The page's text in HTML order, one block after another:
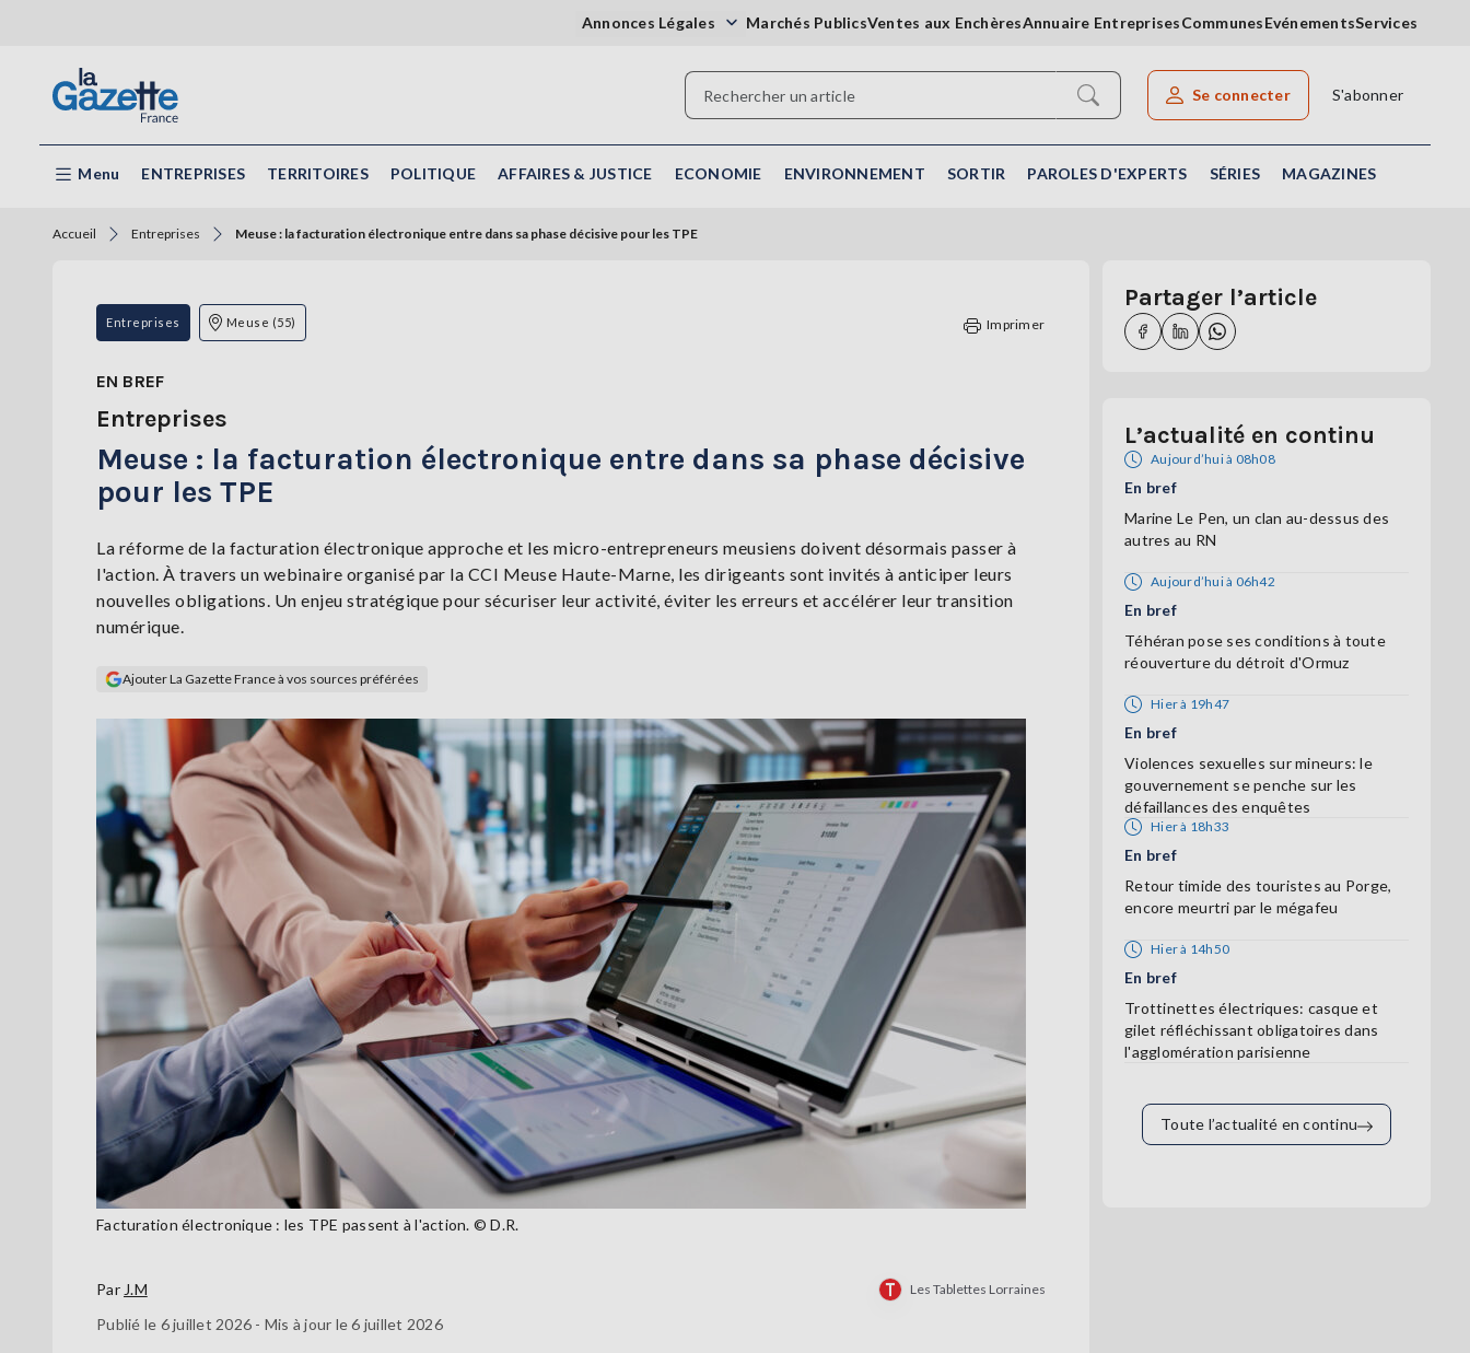
Annonces Légales Marchés PublicsVentes aux EnchèresAnnuaire EntreprisesCommunesEvénementsServices
Rechercher un article
Se connecter S'abonner
Menu ENTREPRISES TERRITOIRES POLITIQUE AFFAIRES & JUSTICE ECONOMIE ENVIRONNEMENT SORTIR PAROLES D'EXPERTS SÉRIES MAGAZINES
Accueil Entreprises Meuse : la facturation électronique entre dans sa phase décisive pour les TPE
Entreprises Meuse (55) Imprimer
EN BREF
Entreprises
Meuse : la facturation électronique entre dans sa phase décisive
pour les TPE
La réforme de la facturation électronique approche et les micro-entrepreneurs meusiens doivent désormais passer à
l'action. À travers un webinaire organisé par la CCI Meuse Haute-Marne, les dirigeants sont invités à anticiper leurs
nouvelles obligations. Un enjeu stratégique pour sécuriser leur activité, éviter les erreurs et accélérer leur transition
numérique.
Ajouter La Gazette France à vos sources préférées
Facturation électronique : les TPE passent à l'action. © D.R.
ParJ.M Les Tablettes Lorraines
Publié le 6 juillet 2026 - Mis à jour le 6 juillet 2026
Partager l’article
L’actualité en continu
Aujourd’hui à 08h08
En bref
Marine Le Pen, un clan au-dessus des
autres au RN
Aujourd’hui à 06h42
En bref
Téhéran pose ses conditions à toute
réouverture du détroit d'Ormuz
Hier à 19h47
En bref
Violences sexuelles sur mineurs: le
gouvernement se penche sur les
défaillances des enquêtes
Hier à 18h33
En bref
Retour timide des touristes au Porge,
encore meurtri par le mégafeu
Hier à 14h50
En bref
Trottinettes électriques: casque et
gilet réfléchissant obligatoires dans
l'agglomération parisienne
Toute l’actualité en continu